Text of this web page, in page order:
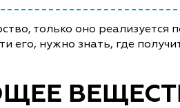
только оно реализуется
его, нужно знать, где